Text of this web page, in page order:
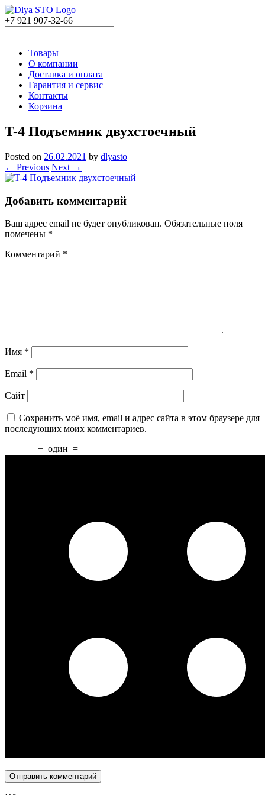
+7 921 907-32-66
Товары
О компании
Доставка и оплата
Гарантия и сервис
Контакты
Корзина
T-4 Подъемник двухстоечный
Posted on 26.02.2021 by dlyasto
← Previous Next →
Добавить комментарий
Ваш адрес email не будет опубликован. Обязательные поля
помечены *
Комментарий *
Имя *
Email *
Сайт
Сохранить моё имя, email и адрес сайта в этом браузере для
последующих моих комментариев.
− один =